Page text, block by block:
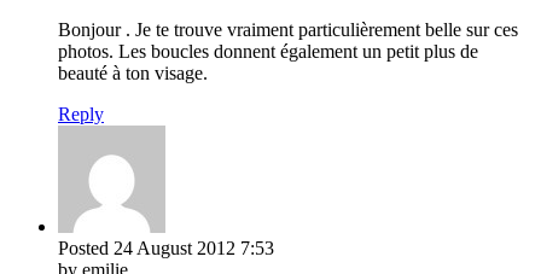
Bonjour . Je te trouve vraiment particulièrement belle sur ces
photos. Les boucles donnent également un petit plus de
beauté à ton visage.
Reply
Posted 24 August 2012 7:53
by emilie